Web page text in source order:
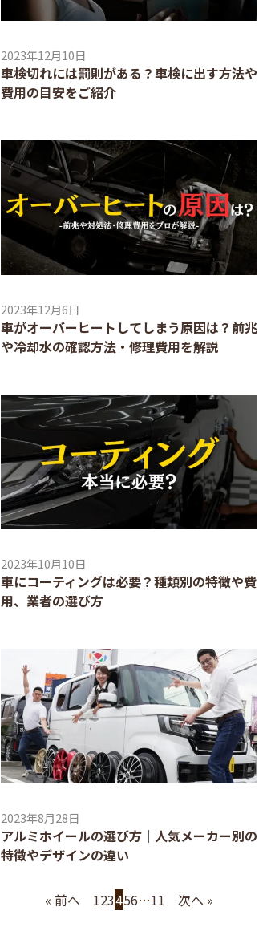
2023年12月10日
車検切れには罰則がある？車検に出す方法や
費用の目安をご紹介
2023年12月6日
車がオーバーヒートしてしまう原因は？前兆
や冷却水の確認方法・修理費用を解説
2023年10月10日
車にコーティングは必要？種類別の特徴や費
用、業者の選び方
2023年8月28日
アルミホイールの選び方｜人気メーカー別の
特徴やデザインの違い
« 前へ 123456…11 次へ »